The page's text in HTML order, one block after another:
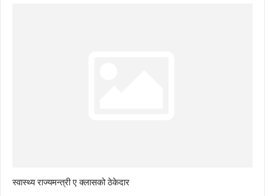
स्वास्थ्य राज्यमन्त्री ए क्लासको ठेकेदार